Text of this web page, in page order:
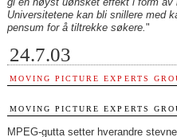
Universitetene kan bli snillere med
pensum for å tiltrekke søkere. "
24.7.03
MOVING PICTURE EXPERTS
MOVING PICTURE EXPERTS
MPEG-gutta setter hverandre